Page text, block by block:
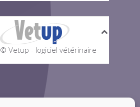
© Vetup - logiciel vétérinaire